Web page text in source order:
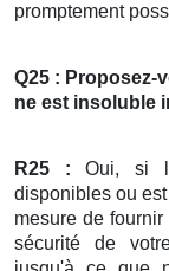
promptement
Q25 :
ne est insoluble
R25 : Oui, si
disponibles ou
mesure de
sécurité de